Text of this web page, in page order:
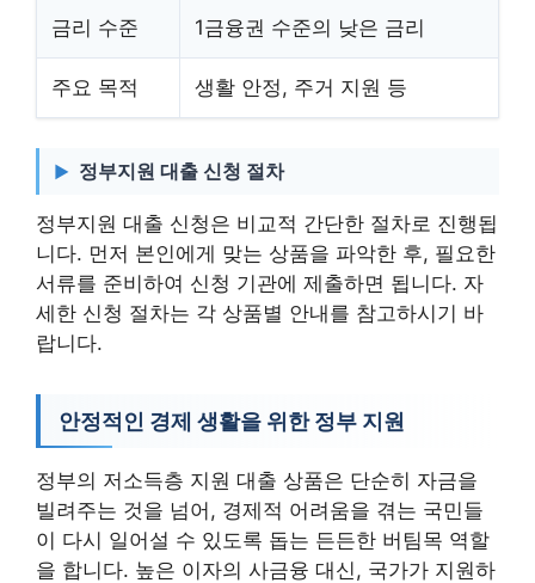
금리 수준 1금융권 수준의 낮은 금리
주요 목적 생활 안정, 주거 지원 등
정부지원 대출 신청 절차
정부지원 대출 신청은 비교적 간단한 절차로 진행됩
니다. 먼저 본인에게 맞는 상품을 파악한 후, 필요한
서류를 준비하여 신청 기관에 제출하면 됩니다. 자
세한 신청 절차는 각 상품별 안내를 참고하시기 바
랍니다.
안정적인 경제 생활을 위한 정부 지원
정부의 저소득층 지원 대출 상품은 단순히 자금을
빌려주는 것을 넘어, 경제적 어려움을 겪는 국민들
이 다시 일어설 수 있도록 돕는 든든한 버팀목 역할
을 합니다. 높은 이자의 사금융 대신, 국가가 지원하